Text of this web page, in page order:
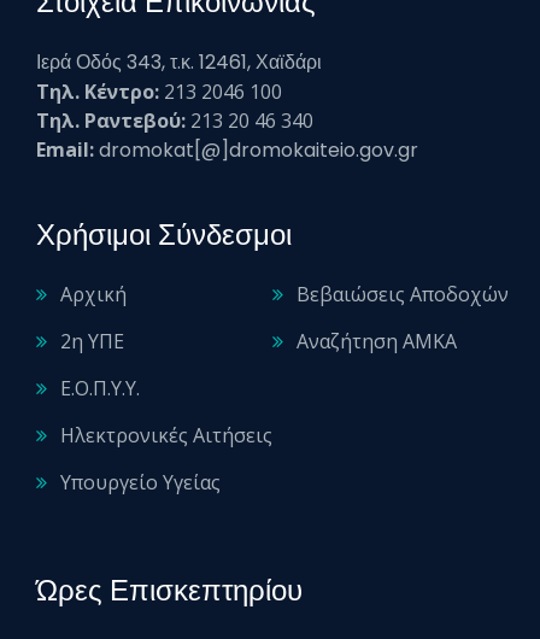
Ιερά Οδός 343, τ.κ. 12461, Χαϊδάρι
Τηλ. Κέντρο: 213 2046 100
Τηλ. Ραντεβού: 213 20 46 340
Email:dromokat[@]dromokaiteio.gov.gr
Χρήσιμοι Σύνδεσμοι
Αρχική
2η ΥΠΕ
Ε.Ο.Π.Υ.Υ.
Ηλεκτρονικές Αιτήσεις
Υπουργείο Υγείας
Βεβαιώσεις Αποδοχών
Αναζήτηση ΑΜΚΑ
Ώρες Επισκεπτηρίου